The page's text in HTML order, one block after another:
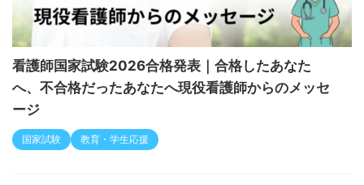
看護師国家試験2026合格発表｜合格したあなた
へ、不合格だったあなたへ現役看護師からのメッセ
ージ
国家試験 教育・学生応援